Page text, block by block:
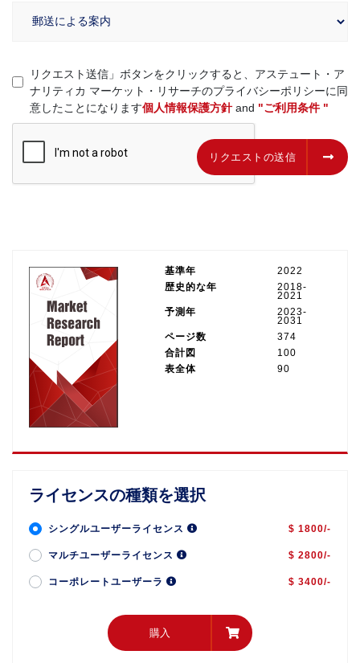
リクエスト送信」ボタンをクリックすると、アステュート・ア
ナリティカ マーケット・リサーチのプライバシーポリシーに同
意したことになります個人情報保護方針and "ご利用条件 "
リクエストの送信 リクエストの送信
基準年
2022
歴史的な年
2018-
2021
予測年
2023-
2031
ページ数
374
合計図
100
表全体
90
ライセンスの種類を選択
シングルユーザーライセンス $ 1800/-
マルチユーザーライセンス $ 2800/-
コーポレートユーザーラ $ 3400/-
購入